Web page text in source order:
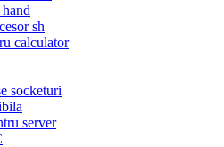
sh
calculator
socketuri
server